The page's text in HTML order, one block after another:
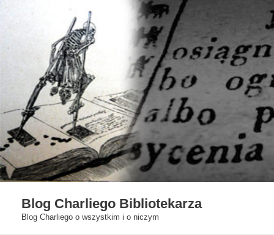
Blog Charliego Bibliotekarza
Blog Charliego o wszystkim i o niczym